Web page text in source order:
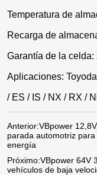
Temperatura de
Recarga de
Garantía de la celda:
Aplicaciones:
/ ES / IS / NX / RX /
Anterior:VBpower
parada automotriz
energía
Próximo:VBpower 64V
vehículos de baja